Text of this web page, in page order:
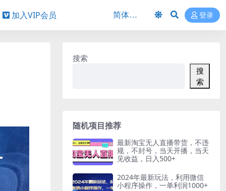
加入VIP会员 登录
搜索
搜
索
随机项目推荐
最新淘宝无人直播带货，不违
规，不封号，当天开播，当天
见收益，日入500+
2024年最新玩法，利用微信
小程序操作，一单利润1000+